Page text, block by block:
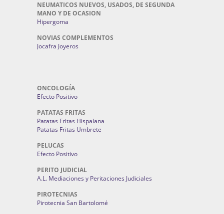
NEUMATICOS NUEVOS, USADOS, DE SEGUNDA
MANO Y DE OCASION
Hipergoma
NOVIAS COMPLEMENTOS
Jocafra Joyeros
ONCOLOGÍA
Efecto Positivo
PATATAS FRITAS
Patatas Fritas Hispalana
Patatas Fritas Umbrete
PELUCAS
Efecto Positivo
PERITO JUDICIAL
A.L. Mediaciones y Peritaciones Judiciales
PIROTECNIAS
Pirotecnia San Bartolomé